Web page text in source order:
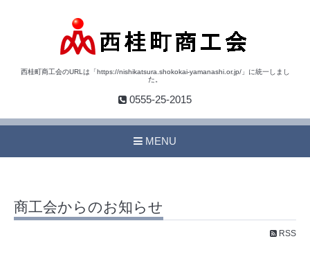
西桂町商工会のURLは「https://nishikatsura.shokokai-yamanashi.or.jp/」に統一しまし
た。
0555-25-2015
MENU
商工会からのお知らせ
RSS